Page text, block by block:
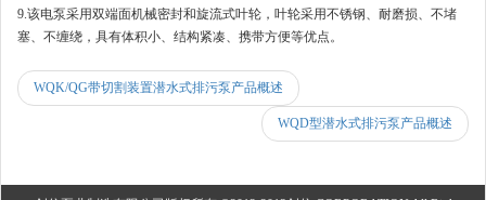
9.该电泵采用双端面机械密封和旋流式叶轮，叶轮采用不锈钢、耐磨损、不堵
塞、不缠绕，具有体积小、结构紧凑、携带方便等优点。
WQK/QG带切割装置潜水式排污泵产品概述
WQD型潜水式排污泵产品概述